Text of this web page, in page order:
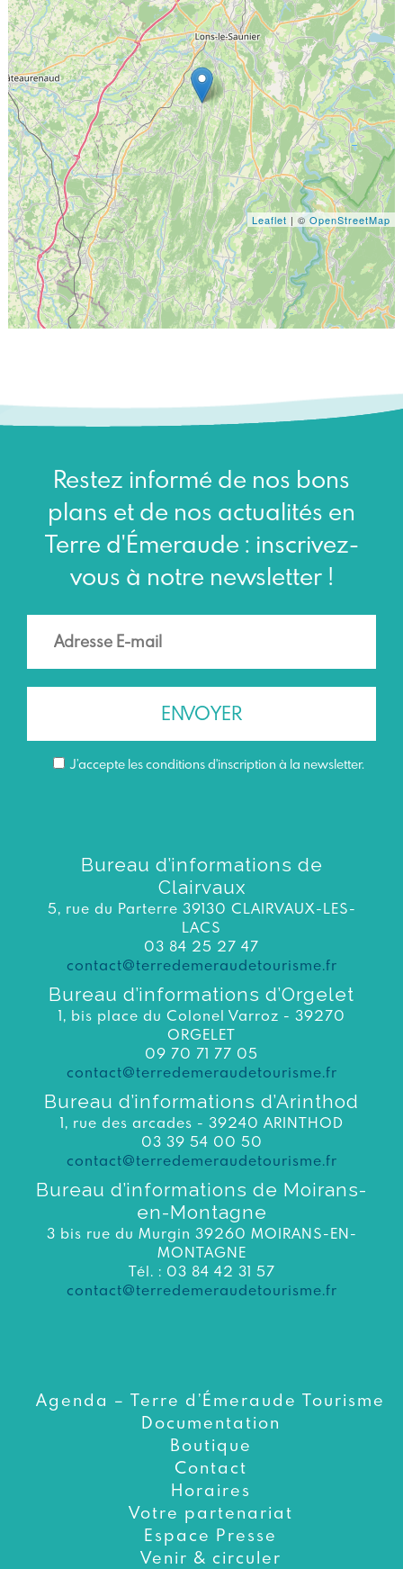
Leaflet | ©OpenStreetMap
Restez informé de nos bons
plans et de nos actualités en
Terre d'Émeraude : inscrivez-
vous à notre newsletter !
J’accepte les conditions d'inscription à la newsletter.
Bureau d’informations de
Clairvaux
5, rue du Parterre 39130 CLAIRVAUX-LES-
LACS
03 84 25 27 47
contact@terredemeraudetourisme.fr
Bureau d’informations d’Orgelet
1, bis place du Colonel Varroz - 39270
ORGELET
09 70 71 77 05
contact@terredemeraudetourisme.fr
Bureau d’informations d’Arinthod
1, rue des arcades - 39240 ARINTHOD
03 39 54 00 50
contact@terredemeraudetourisme.fr
Bureau d’informations de Moirans-
en-Montagne
3 bis rue du Murgin 39260 MOIRANS-EN-
MONTAGNE
Tél. : 03 84 42 31 57
contact@terredemeraudetourisme.fr
Agenda – Terre d’Émeraude Tourisme
Documentation
Boutique
Contact
Horaires
Votre partenariat
Espace Presse
Venir & circuler